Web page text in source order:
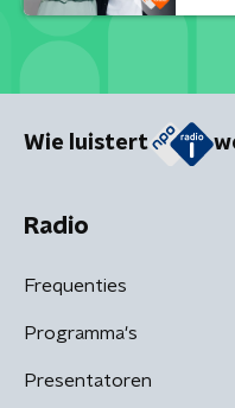
Wie luistert
Radio
Frequenties
Programma's
Presentatoren